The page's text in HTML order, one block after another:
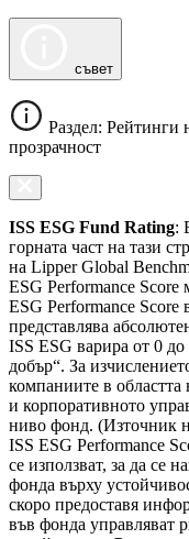
съвет
Раздел: Рейтинги
прозрачност
ISS ESG Fund Rating:
горната част на тази
на Lipper Global
ESG Performance Score
ESG Performance Score
представлява
ISS ESG варира от 0
добър“. За
компаниите в областта
и корпоративното
ниво фонд. (Източник
ISS ESG Performance
се използват, за да се
фонда върху
скоро предоставя
във фонда управляват